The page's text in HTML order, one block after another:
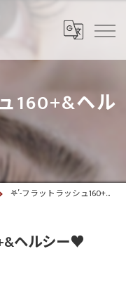
160+&ヘル
𖤐′-フラットラッシュ160+&ヘルシー♥️
ヘルシー♥️